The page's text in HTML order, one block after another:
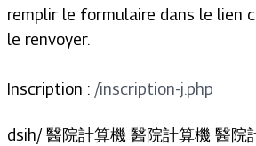
remplir le formulaire dans le lien
le renvoyer.
Inscription : /inscription-j.php
dsih/ 醫院計算機 醫院計算機 醫院